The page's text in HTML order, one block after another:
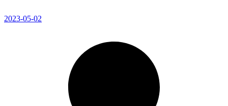
2023-05-02